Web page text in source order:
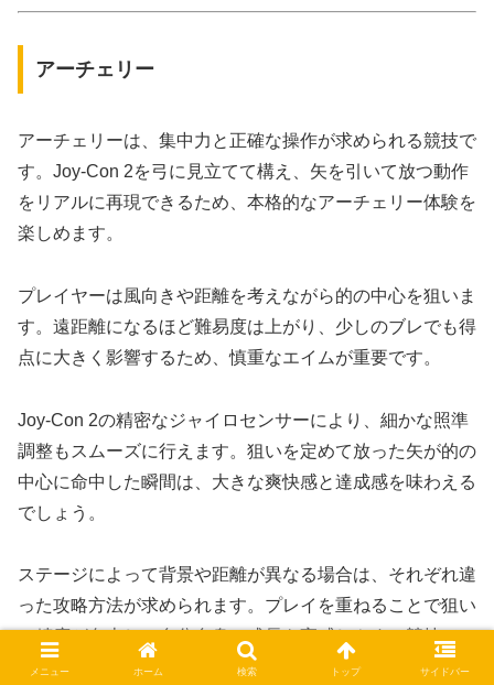
アーチェリー
アーチェリーは、集中力と正確な操作が求められる競技で
す。Joy-Con 2を弓に見立てて構え、矢を引いて放つ動作
をリアルに再現できるため、本格的なアーチェリー体験を
楽しめます。
プレイヤーは風向きや距離を考えながら的の中心を狙いま
す。遠距離になるほど難易度は上がり、少しのブレでも得
点に大きく影響するため、慎重なエイムが重要です。
Joy-Con 2の精密なジャイロセンサーにより、細かな照準
調整もスムーズに行えます。狙いを定めて放った矢が的の
中心に命中した瞬間は、大きな爽快感と達成感を味わえる
でしょう。
ステージによって背景や距離が異なる場合は、それぞれ違
った攻略方法が求められます。プレイを重ねることで狙い
の精度が向上し、自分自身の成長を実感しやすい競技で
す。
メニュー ホーム 検索 トップ サイドバー